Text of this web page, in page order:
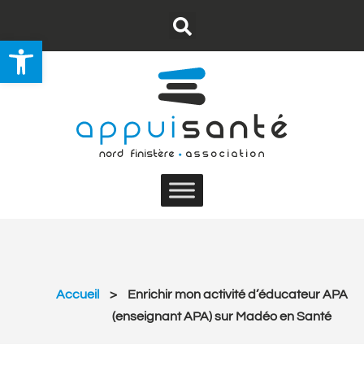
Accueil >
Enrichir mon activité d’éducateur APA
(enseignant APA) sur Madéo en Santé
Ouvrir la barre d’outils